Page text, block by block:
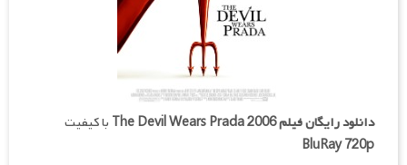
دانلود رایگان فیلمThe Devil Wears Prada 2006 با کیفیت
BluRay 720p